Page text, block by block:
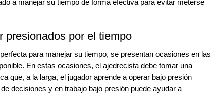
a manejar su tiempo de forma efectiva para evitar meterse
presionados por el tiempo
para manejar su tiempo, se presentan ocasiones en las
En estas ocasiones, el ajedrecista debe tomar una
que, a la larga, el jugador aprende a operar bajo presión
decisiones y en trabajo bajo presión puede ayudar a